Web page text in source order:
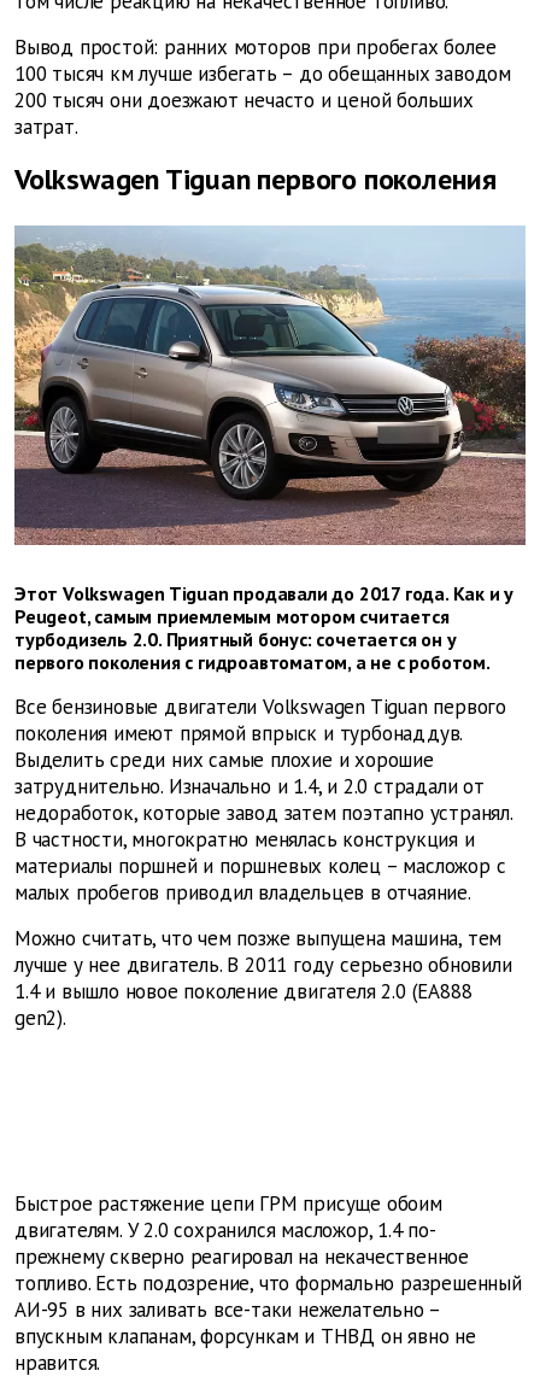
Вывод простой: ранних моторов при пробегах более
100 тысяч км лучше избегать – до обещанных заводом
200 тысяч они доезжают нечасто и ценой больших
затрат.
Volkswagen Tiguan первого поколения
Этот Volkswagen Tiguan продавали до 2017 года. Как и у
Peugeot, самым приемлемым мотором считается
турбодизель 2.0. Приятный бонус: сочетается он у
первого поколения с гидроавтоматом, а не с роботом.
Все бензиновые двигатели Volkswagen Tiguan первого
поколения имеют прямой впрыск и турбонаддув.
Выделить среди них самые плохие и хорошие
затруднительно. Изначально и 1.4, и 2.0 страдали от
недоработок, которые завод затем поэтапно устранял.
В частности, многократно менялась конструкция и
материалы поршней и поршневых колец – масложор с
малых пробегов приводил владельцев в отчаяние.
Можно считать, что чем позже выпущена машина, тем
лучше у нее двигатель. В 2011 году серьезно обновили
1.4 и вышло новое поколение двигателя 2.0 (EA888
gen2).
Быстрое растяжение цепи ГРМ присуще обоим
двигателям. У 2.0 сохранился масложор, 1.4 по-
прежнему скверно реагировал на некачественное
топливо. Есть подозрение, что формально разрешенный
АИ-95 в них заливать все-таки нежелательно –
впускным клапанам, форсункам и ТНВД он явно не
нравится.